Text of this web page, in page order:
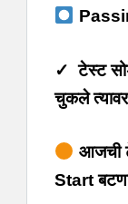
✓ टेस्ट
चुकले
आजची
Start